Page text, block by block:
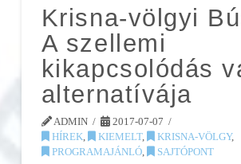
Krisna-völgyi
A szellemi
kikapcsolódás
alternatívája
ADMIN
2017-07-07
HÍREK, KIEMELT, KRISNA-VÖLGY,
PROGRAMAJÁNLÓ, SAJTÓPONT